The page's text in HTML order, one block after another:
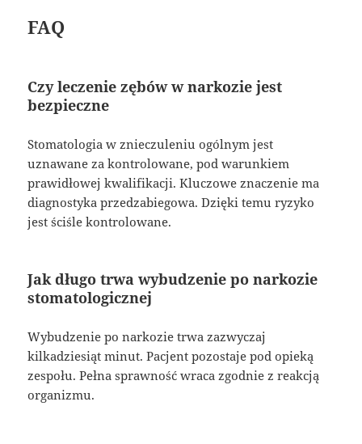
FAQ
Czy leczenie zębów w narkozie jest
bezpieczne
Stomatologia w znieczuleniu ogólnym jest
uznawane za kontrolowane, pod warunkiem
prawidłowej kwalifikacji. Kluczowe znaczenie ma
diagnostyka przedzabiegowa. Dzięki temu ryzyko
jest ściśle kontrolowane.
Jak długo trwa wybudzenie po narkozie
stomatologicznej
Wybudzenie po narkozie trwa zazwyczaj
kilkadziesiąt minut. Pacjent pozostaje pod opieką
zespołu. Pełna sprawność wraca zgodnie z reakcją
organizmu.